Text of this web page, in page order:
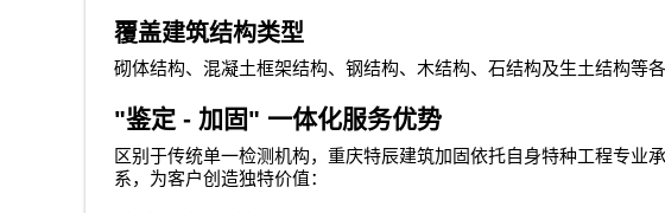
覆盖建筑结构类型
砌体结构、混凝土框架结构、钢结构、木结构、石结构及生土结构等
"鉴定 - 加固" 一体化服务优势
区别于传统单一检测机构，重庆特辰建筑加固依托自身特种工程专业
系，为客户创造独特价值：